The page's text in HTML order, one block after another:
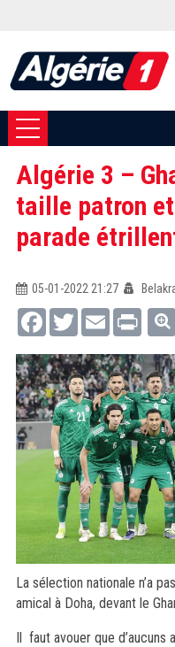
Algérie 3 –
taille patron
parade
05-01-2022 21:27
FacebookTwitterEmail Print
La sélection nationale n’a
amical à Doha, devant le
Il faut avouer que d’aucuns